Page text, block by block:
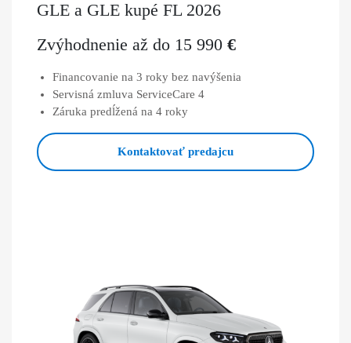
GLE a GLE kupé FL 2026
Zvýhodnenie až do 15 990 €
Financovanie na 3 roky bez navýšenia
Servisná zmluva ServiceCare 4
Záruka predĺžená na 4 roky
Kontaktovať predajcu